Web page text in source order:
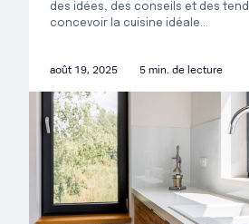
des idées, des conseils et des
concevoir la cuisine idéale...
août 19, 2025 5 min. de lecture